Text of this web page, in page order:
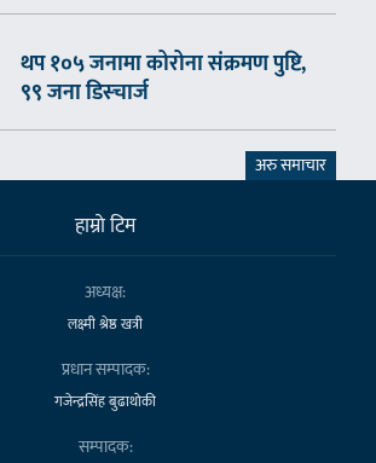
थप १०५ जनामा कोरोना संक्रमण पुष्टि,
९९ जना डिस्चार्ज
अरु समाचार
हाम्राे टिम
अध्यक्ष:
लक्ष्मी श्रेष्ठ खत्री
प्रधान सम्पादक:
गजेन्द्रसिंह बुढाथोकी
सम्पादक: